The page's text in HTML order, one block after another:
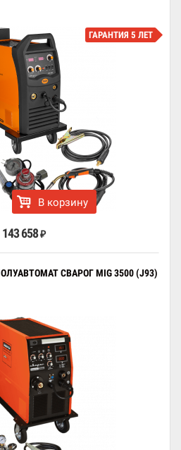
ГАРАНТИЯ 5 ЛЕТ
В корзину
143 658 ₽
СВАРОГ MIG 3500 (J93)